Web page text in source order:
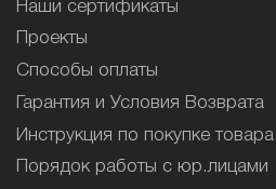
Наши сертификаты
Проекты
Способы оплаты
Гарантия и Условия Возврата
Инструкция по покупке товара
Порядок работы с юр.лицами